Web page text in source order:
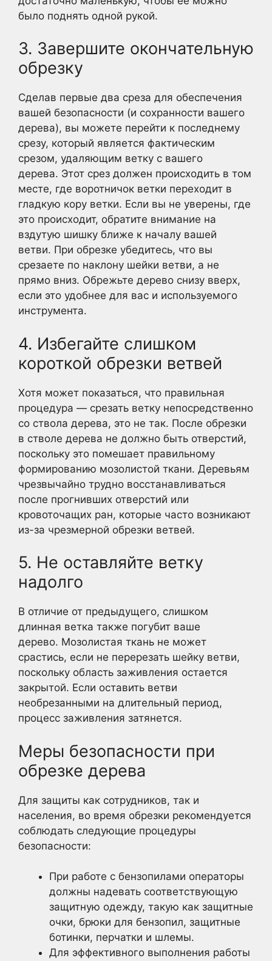
было поднять одной рукой.
3. Завершите окончательную
обрезку
Сделав первые два среза для обеспечения
вашей безопасности (и сохранности вашего
дерева), вы можете перейти к последнему
срезу, который является фактическим
срезом, удаляющим ветку с вашего
дерева. Этот срез должен происходить в том
месте, где воротничок ветки переходит в
гладкую кору ветки. Если вы не уверены, где
это происходит, обратите внимание на
вздутую шишку ближе к началу вашей
ветви. При обрезке убедитесь, что вы
срезаете по наклону шейки ветви, а не
прямо вниз. Обрежьте дерево снизу вверх,
если это удобнее для вас и используемого
инструмента.
4. Избегайте слишком
короткой обрезки ветвей
Хотя может показаться, что правильная
процедура — срезать ветку непосредственно
со ствола дерева, это не так. После обрезки
в стволе дерева не должно быть отверстий,
поскольку это помешает правильному
формированию мозолистой ткани. Деревьям
чрезвычайно трудно восстанавливаться
после прогнивших отверстий или
кровоточащих ран, которые часто возникают
из-за чрезмерной обрезки ветвей.
5. Не оставляйте ветку
надолго
В отличие от предыдущего, слишком
длинная ветка также погубит ваше
дерево. Мозолистая ткань не может
срастись, если не перерезать шейку ветви,
поскольку область заживления остается
закрытой. Если оставить ветви
необрезанными на длительный период,
процесс заживления затянется.
Меры безопасности при
обрезке дерева
Для защиты как сотрудников, так и
населения, во время обрезки рекомендуется
соблюдать следующие процедуры
безопасности:
При работе с бензопилами операторы
должны надевать соответствующую
защитную одежду, такую как защитные
очки, брюки для бензопил, защитные
ботинки, перчатки и шлемы.
Для эффективного выполнения работы